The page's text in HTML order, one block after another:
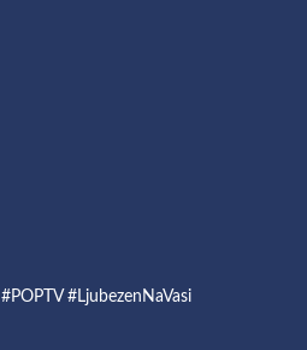
#LjubezenNaVasi